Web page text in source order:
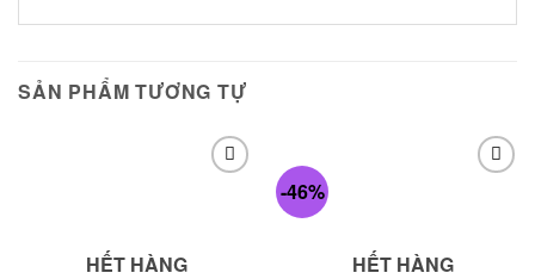
SẢN PHẨM TƯƠNG TỰ
HẾT HÀNG
-46%
HẾT HÀNG